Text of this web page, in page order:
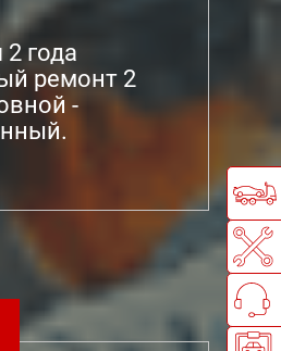
2 года
ремонт 2
-